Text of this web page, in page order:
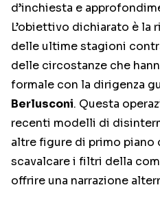
d’inchiesta e
L’obiettivo dichiarato è
delle ultime stagioni
delle circostanze che
formale con la dirigenza
Berlusconi. Questa
recenti modelli di
altre figure di primo piano
scavalcare i filtri della
offrire una narrazione